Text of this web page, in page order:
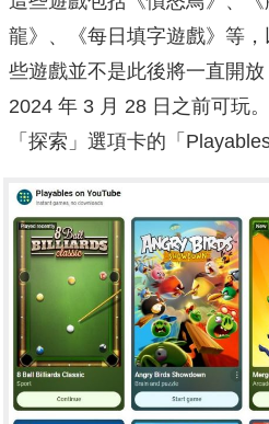
龍》、《每日填字遊戲》等
些遊戲並不是此後將一直開
2024 年 3 月 28 日之前可玩
「探索」選項卡的「